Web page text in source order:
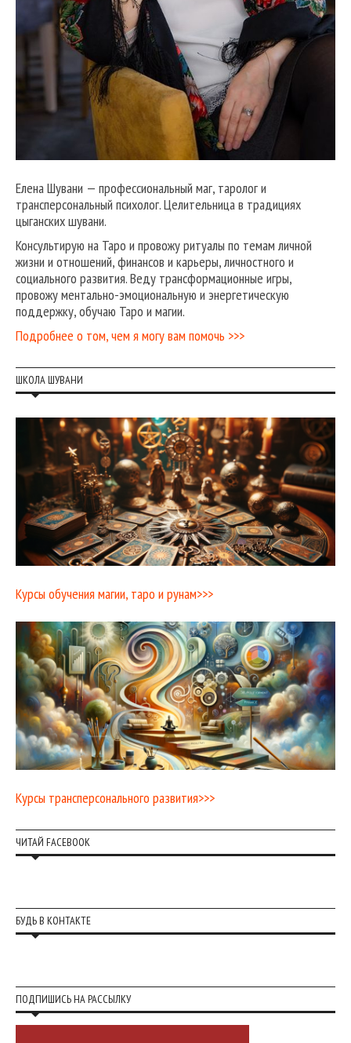
Елена Шувани — профессиональный маг, таролог и
трансперсональный психолог. Целительница в традициях
цыганских шувани.
Консультирую на Таро и провожу ритуалы по темам личной
жизни и отношений, финансов и карьеры, личностного и
социального развития. Веду трансформационные игры,
провожу ментально-эмоциональную и энергетическую
поддержку, обучаю Таро и магии.
Подробнее о том, чем я могу вам помочь >>>
ШКОЛА ШУВАНИ
Курсы обучения магии, таро и рунам>>>
Курсы трансперсонального развития>>>
ЧИТАЙ FACEBOOK
БУДЬ В КОНТАКТЕ
ПОДПИШИСЬ НА РАССЫЛКУ